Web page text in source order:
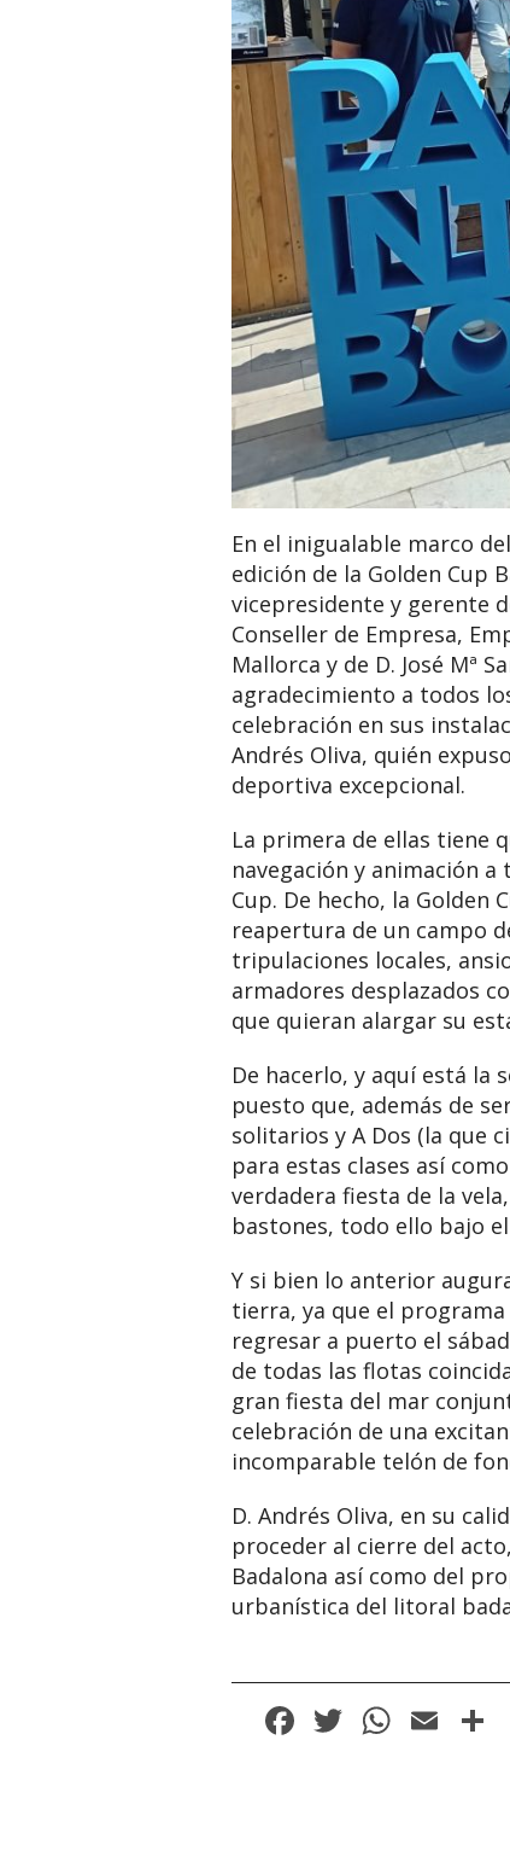
En el inigualable marco
edición de la Golden Cup
vicepresidente y gerente
Conseller de Empresa,
Mallorca y de D. José Mª
agradecimiento a todos
celebración en sus
Andrés Oliva, quién
deportiva excepcional.
La primera de ellas tiene
navegación y animación a
Cup. De hecho, la Golden
reapertura de un campo
tripulaciones locales,
armadores desplazados
que quieran alargar su
De hacerlo, y aquí está la
puesto que, además de
solitarios y A Dos (la que
para estas clases así
verdadera fiesta de la
bastones, todo ello bajo
Y si bien lo anterior
tierra, ya que el
regresar a puerto el
de todas las flotas
gran fiesta del mar
celebración de una
incomparable telón de
D. Andrés Oliva, en su
proceder al cierre del
Badalona así como del
urbanística del litoral
Facebook
Twitter